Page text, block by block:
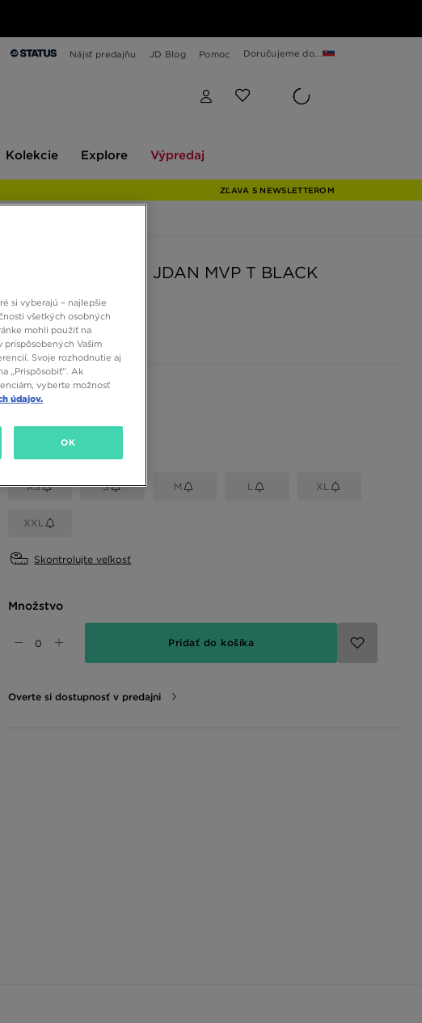
Nájsť predajňu JD Blog Pomoc Doručujeme do...
Kolekcie Explore Výpredaj
ZĽAVA S NEWSLETTEROM
JORDAN TRIČKO JDAN MVP T BLACK
35,00 €
Dostupné farby
Vybrať veľkosť
XS S M L XL
XXL
Skontrolujte veľkosť
Množstvo
Pridať do košíka
Overte si dostupnosť v predajni
si vyberajú – najlepšie
všetkých osobných
mohli použiť na
prispôsobených Vašim
Svoje rozhodnutie aj
„Prispôsobiť”. Ak
vyberte možnosť
údajov.
OK